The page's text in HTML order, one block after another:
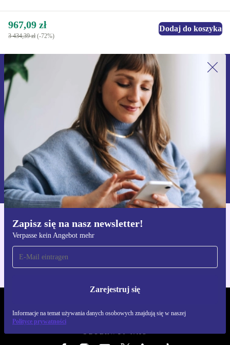
967,09 zł
3 434,39 zł (-72%)
Dodaj do koszyka
Zapisz się na nasz newsletter!
Verpasse kein Angebot mehr
Zarejestruj się
Informacje na temat używania danych osobowych znajdują się w naszej
Polityce prywatności
Zapisz się na nasz newsletter!
Nie przegap żadnej oferty.
Zarejestruj się
Informacje na temat używania danych osobowych znajdują się w
naszej
Polityce prywatności
Pobierz aplikację refurbed
Dla iOS i Android
OBSERWUJ NAS